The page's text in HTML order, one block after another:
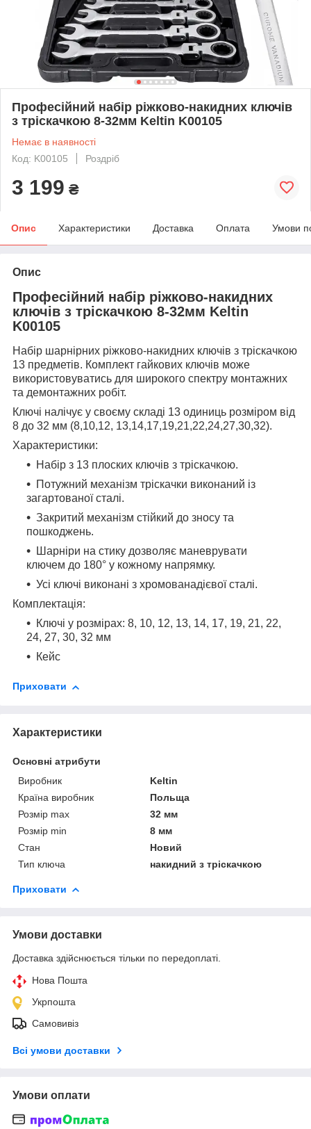
Професійний набір ріжково-накидних ключів
з тріскачкою 8-32мм Keltin K00105
Немає в наявності
Код: K00105
Роздріб
3 199 ₴
Опис Характеристики Доставка Оплата Умови
Опис
Професійний набір ріжково-накидних
ключів з тріскачкою 8-32мм Keltin
K00105
Набір шарнірних ріжково-накидних ключів з тріскачкою
13 предметів. Комплект гайкових ключів може
використовуватись для широкого спектру монтажних
та демонтажних робіт.
Ключі налічує у своєму складі 13 одиниць розміром від
8 до 32 мм (8,10,12, 13,14,17,19,21,22,24,27,30,32).
Характеристики:
Набір з 13 плоских ключів з тріскачкою.
Потужний механізм тріскачки виконаний із
загартованої сталі.
Закритий механізм стійкий до зносу та
пошкоджень.
Шарніри на стику дозволяє маневрувати
ключем до 180° у кожному напрямку.
Усі ключі виконані з хромованадієвої сталі.
Комплектація:
Ключі у розмірах: 8, 10, 12, 13, 14, 17, 19, 21, 22,
24, 27, 30, 32 мм
Кейс
Приховати
Характеристики
Основні атрибути
Виробник
Keltin
Країна виробник
Польща
Розмір max
32 мм
Розмір min
8 мм
Стан
Новий
Тип ключа
накидний з тріскачкою
Приховати
Умови доставки
Доставка здійснюється тільки по передоплаті.
Нова Пошта
Укрпошта
Самовивіз
Всі умови доставки
Умови оплати